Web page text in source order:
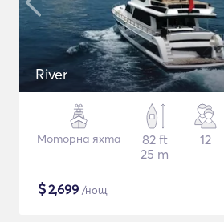
River
Моторна яхта
82 ft
25 m
12
$2,699 /нощ